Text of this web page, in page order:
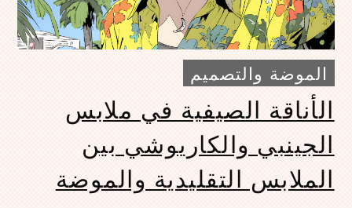
الأناقة الصيفية في ملابس
الجينبي والكاريوشي بين
الملابس التقليدية والموضة
الموضة والتصميم